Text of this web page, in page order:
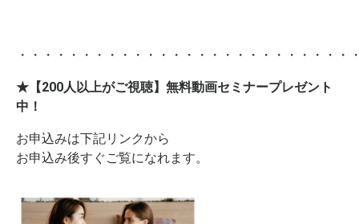
・・・・・・・・・・・・・・・・・・・・・・・・・・
★【200人以上がご視聴】無料動画セミナープレゼント
中！
お申込みは下記リンクから
お申込み後すぐご覧になれます。